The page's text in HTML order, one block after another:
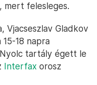
mert felesleges.
Vjacseszlav Gladkov
18 napra
tartály égett le
Interfax orosz